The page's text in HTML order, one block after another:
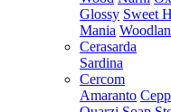
Glossy Sweet
Mania
Cerasarda
Sardina
Cercom
Amaranto